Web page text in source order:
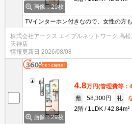
画像：29枚
TVインターホン付きなので、女性の方
にしなくて済みます。浴室に追い焚き機
いお風呂に入れます。こちらは駐輪場
れていてキッチン回りを綺麗に保ちやす
付いています。
株式会社アークス エイブルネットワーク 高松
天神店
情報更新日 2026/08/08
画像：29枚
4.8万円(管理費等：
敷
58,300円 礼
2階
1LDK 42.84m²